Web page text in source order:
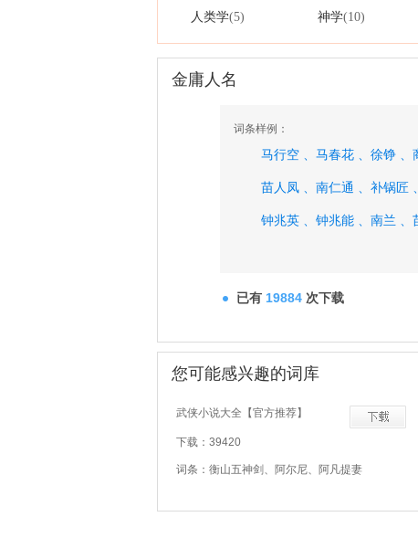
人类学(5) 神学(10)
金庸人名
词条样例：
马行空 、 马春花 、 徐铮 、
苗人凤 、 南仁通 、 补锅匠 、
钟兆英 、 钟兆能 、 南兰 、
已有 19884 次下载
您可能感兴趣的词库
武侠小说大全【官方推荐】
下载：39420
词条：衡山五神剑、阿尔尼、阿凡提妻